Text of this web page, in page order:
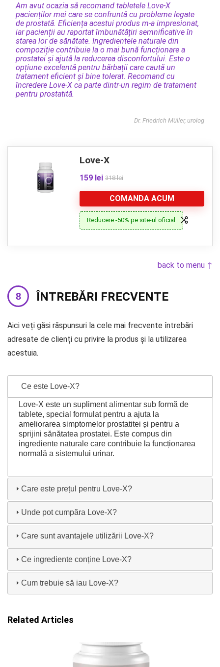
Am avut ocazia să recomand tabletele Love-X
pacienților mei care se confruntă cu probleme legate
de prostată. Eficiența acestui produs m-a impresionat,
iar pacienții au raportat îmbunătățiri semnificative în
starea lor de sănătate. Ingredientele naturale din
compoziție contribuie la o mai bună funcționare a
prostatei și ajută la reducerea disconfortului. Este o
opțiune excelentă pentru bărbații care caută un
tratament eficient și bine tolerat. Recomand cu
încredere Love-X ca parte dintr-un regim de tratament
pentru prostatită.
Dr. Friedrich Müller, urolog
Love-X
159 lei 318 lei
COMANDA ACUM
Reducere -50% pe site-ul oficial
back to menu ↑
ÎNTREBĂRI FRECVENTE
Aici veți găsi răspunsuri la cele mai frecvente întrebări
adresate de clienți cu privire la produs și la utilizarea
acestuia.
Ce este Love-X?
Love-X este un supliment alimentar sub formă de
tablete, special formulat pentru a ajuta la
ameliorarea simptomelor prostatitei și pentru a
sprijini sănătatea prostatei. Este compus din
ingrediente naturale care contribuie la funcționarea
normală a sistemului urinar.
Care este prețul pentru Love-X?
Unde pot cumpăra Love-X?
Care sunt avantajele utilizării Love-X?
Ce ingrediente conține Love-X?
Cum trebuie să iau Love-X?
Related Articles